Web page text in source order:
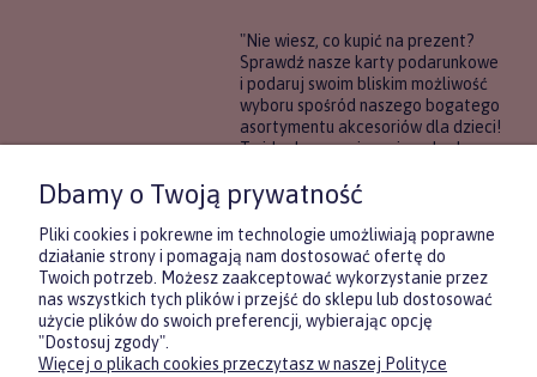
"Nie wiesz, co kupić na prezent?
Sprawdź nasze karty podarunkowe
i podaruj swoim bliskim możliwość
wyboru spośród naszego bogatego
asortymentu akcesoriów dla dzieci!
To idealne rozwiązanie, gdy chcesz
pewności, co będzie najbardziej
trafione.
DOWIEDZ SIĘ WIĘCEJ
Dbamy o Twoją prywatność
Pliki cookies i pokrewne im technologie umożliwiają poprawne
działanie strony i pomagają nam dostosować ofertę do
Twoich potrzeb. Możesz zaakceptować wykorzystanie przez
nas wszystkich tych plików i przejść do sklepu lub dostosować
użycie plików do swoich preferencji, wybierając opcję
"Dostosuj zgody".
Więcej o plikach cookies przeczytasz w naszej Polityce